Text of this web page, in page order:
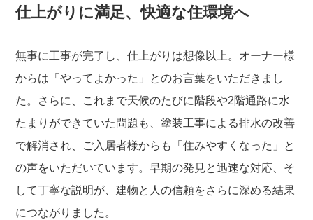
仕上がりに満足、快適な住環境へ
無事に工事が完了し、仕上がりは想像以上。オーナー様
からは「やってよかった」とのお言葉をいただきまし
た。さらに、これまで天候のたびに階段や2階通路に水
たまりができていた問題も、塗装工事による排水の改善
で解消され、ご入居者様からも「住みやすくなった」と
の声をいただいています。早期の発見と迅速な対応、そ
して丁寧な説明が、建物と人の信頼をさらに深める結果
につながりました。